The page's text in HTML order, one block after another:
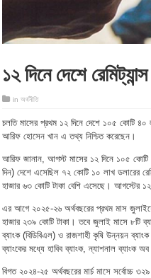
১২ দিনে দেশে
in অর্থনীতি
চলতি মাসের প্রথম ১২ দিনে দেশে ১০৫ কোটি ৪০
আরিফ হোসেন খান এ তথ্য নিশ্চিত করেছেন।
আরিফ জানান, আগস্ট মাসের ১২ দিনে ১০৫
দিন) দেশে এসেছিল ৭২ কোটি ১০ লাখ ডলারের
হাজার ৬৩ কোটি টাকা বেশি এসেছে। আগস্টের ১২
এর আগে ২০২৫-২৬ অর্থবছরের প্রথম মাস জুলাইয়ে
হাজার ২৩৯ কোটি টাকা। তবে জুলাই মাসে ৮টি
ব্যাংক (বিডিবিএল) ও রাজশাহী কৃষি উন্নয়ন
ব্যাংকের মধ্যে হাবিব ব্যাংক, ন্যাশনাল ব্যাংক
বিগত ২০২৪-২৫ অর্থবছরের মার্চ মাসে সর্বোচ্চ